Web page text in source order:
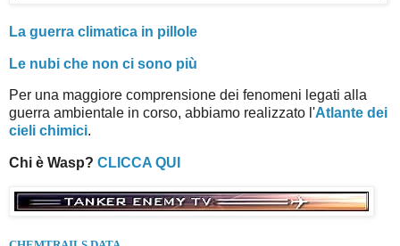
La guerra climatica in pillole
Le nubi che non ci sono più
Per una maggiore comprensione dei fenomeni legati alla
guerra ambientale in corso, abbiamo realizzato l'Atlante dei
cieli chimici.
Chi è Wasp? CLICCA QUI